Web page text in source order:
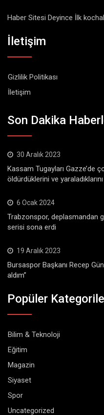
Haber Sitesi Deyince İlk
İletişim
Gizlilik Politikası
İletişim
Son Dakika
30 Aralık 2023
Kassam Tugayları Gazze’de
öldürdüklerini ve
6 Ocak 2024
Trabzonspor, deplasmandan
serisi sona erdi
19 Aralık 2023
Bursaspor Başkanı Recep
aldım”
Popüler
Bilim & Teknoloji
Eğitim
Magazin
Siyaset
Spor
Uncategorized